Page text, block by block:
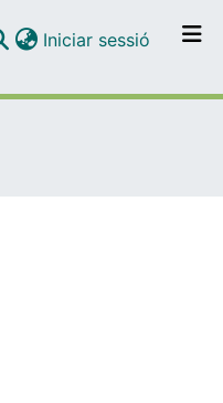
per tot el DD
Iniciar sessió (current)